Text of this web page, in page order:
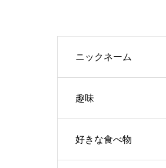
ニックネーム
趣味
好きな食べ物